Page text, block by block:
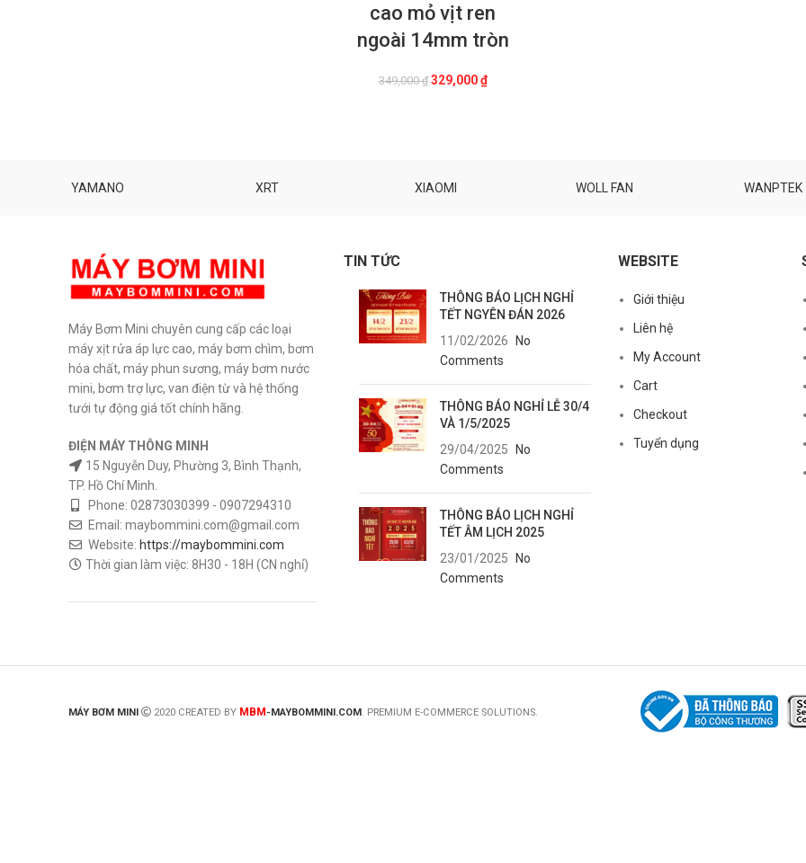
cao mỏ vịt ren
ngoài 14mm tròn
349,000₫ Giá
329,000₫Giá
YAMANO XRT XIAOMI WOLL FAN WANPTEK
Máy Bơm Mini chuyên cung cấp các loại
máy xịt rửa áp lực cao, máy bơm chìm, bơm
hóa chất, máy phun sương, máy bơm nước
mini, bơm trợ lực, van điện từ và hệ thống
tưới tự động giá tốt chính hãng.
ĐIỆN MÁY THÔNG MINH
15 Nguyễn Duy, Phường 3, Bình Thạnh,
TP. Hồ Chí Minh.
Phone: 02873030399 - 0907294310
Email: maybommini.com@gmail.com
Website: https://maybommini.com
Thời gian làm việc: 8H30 - 18H (CN nghỉ)
TIN TỨC
THÔNG BÁO LỊCH NGHỈ
TẾT NGYÊN ĐÁN 2026
11/02/2026 No
Comments
THÔNG BÁO NGHỈ LỄ 30/4
VÀ 1/5/2025
29/04/2025 No
Comments
THÔNG BÁO LỊCH NGHỈ
TẾT ÂM LỊCH 2025
23/01/2025 No
Comments
WEBSITE
Giới thiệu
Liên hệ
My Account
Cart
Checkout
Tuyển dụng
MÁY BƠM MINI 2020 CREATED BY MBM-MAYBOMMINI.COM . PREMIUM E-COMMERCE SOLUTIONS.